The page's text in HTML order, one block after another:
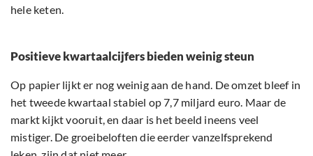
hele keten.
Positieve kwartaalcijfers bieden weinig steun
Op papier lijkt er nog weinig aan de hand. De omzet bleef in
het tweede kwartaal stabiel op 7,7 miljard euro. Maar de
markt kijkt vooruit, en daar is het beeld ineens veel
mistiger. De groeibeloften die eerder vanzelfsprekend